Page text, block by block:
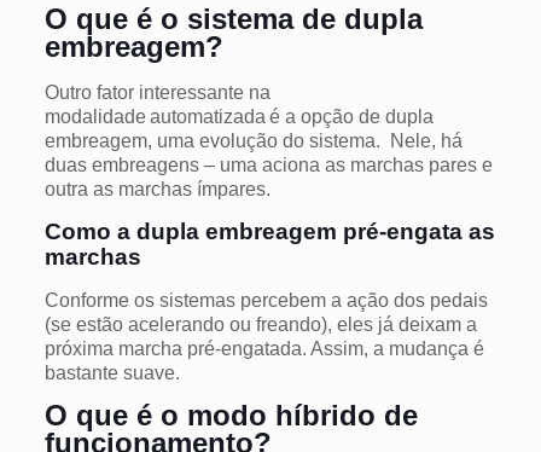
O que é o sistema de dupla
embreagem?
Outro fator interessante na
modalidade automatizada é a opção de dupla
embreagem, uma evolução do sistema. Nele, há
duas embreagens – uma aciona as marchas pares e
outra as marchas ímpares.
Como a dupla embreagem pré-engata as
marchas
Conforme os sistemas percebem a ação dos pedais
(se estão acelerando ou freando), eles já deixam a
próxima marcha pré-engatada. Assim, a mudança é
bastante suave.
O que é o modo híbrido de
funcionamento?